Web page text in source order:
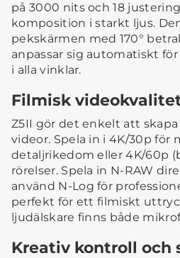
på 3000 nits och 18
komposition i starkt ljus.
pekskärmen med 170°
anpassar sig automatiskt
i alla vinklar.
Filmisk
Z5II gör det enkelt att
videor. Spela in i 4K/30p för
detaljrikedom eller 4K/60p
rörelser. Spela in N-RAW
använd N-Log för
perfekt för ett filmiskt
ljudälskare finns både
Kreativ kontroll och